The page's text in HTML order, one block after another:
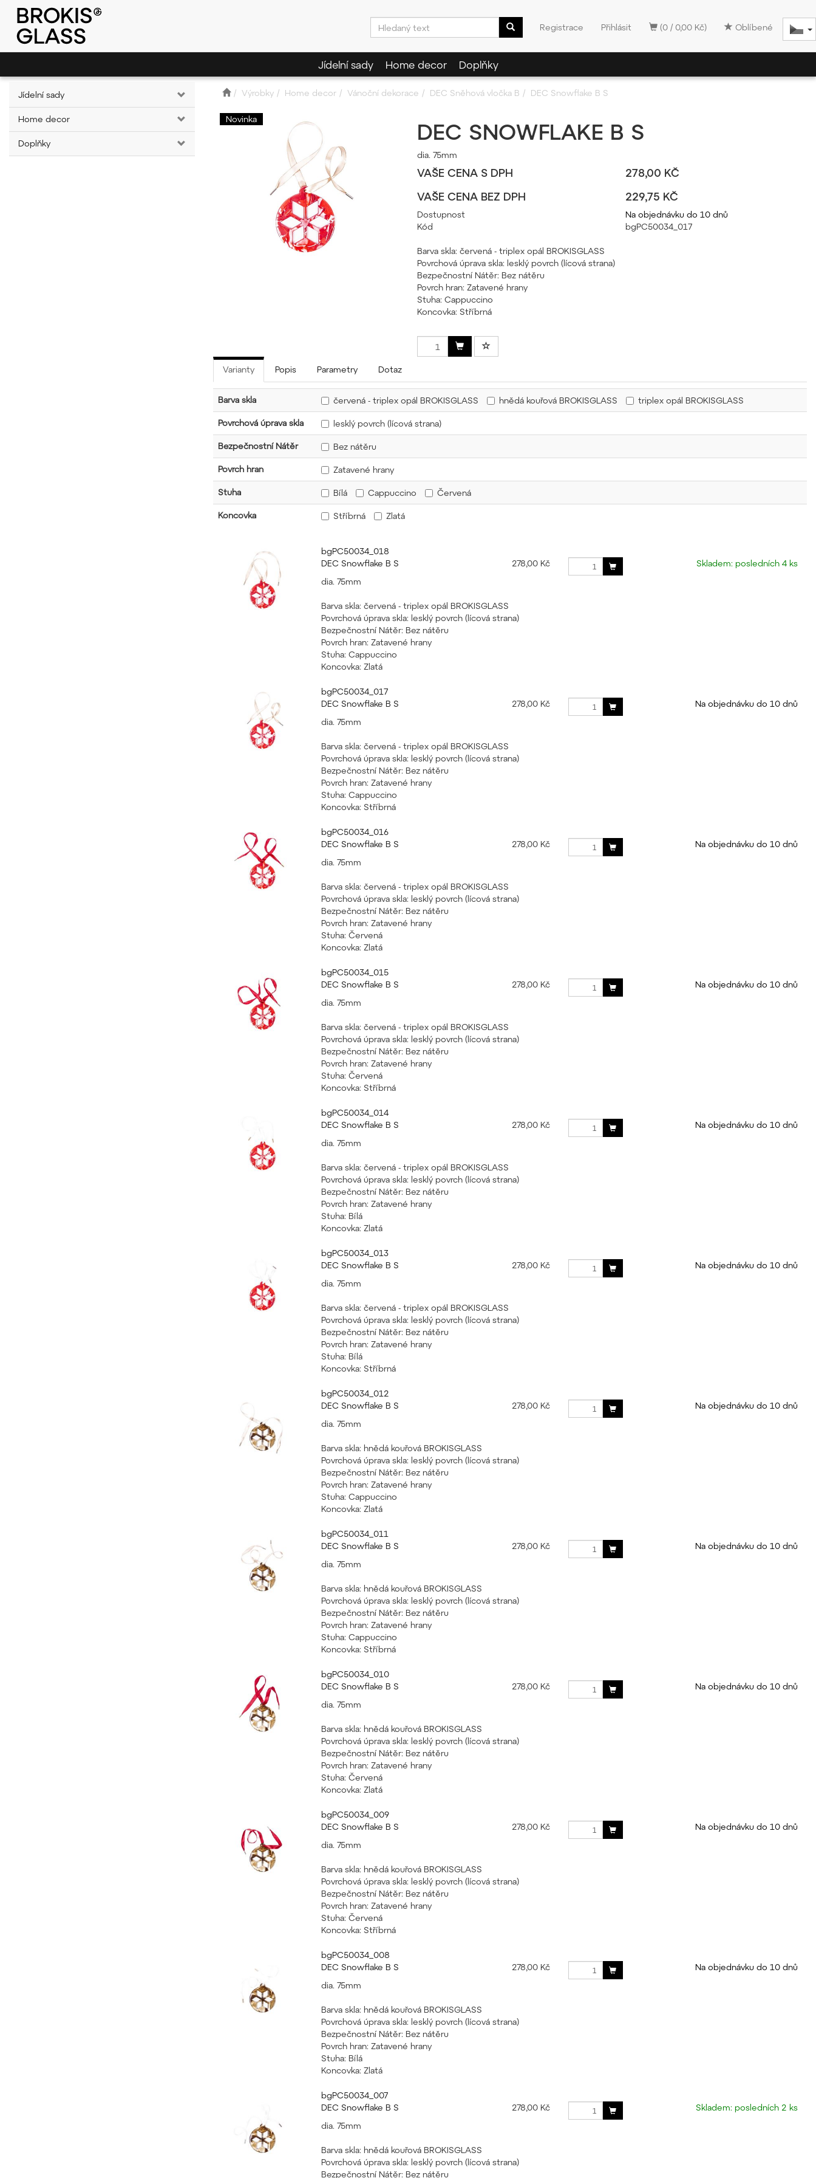
(0 / 0,00 Kč) Oblíbené
Registrace Přihlásit
Jídelní sady Home decor Doplňky
Jídelní sady
Home decor
Doplňky
Výrobky Home decor Vánoční dekorace DEC Sněhová vločka B DEC Snowflake B S
Novinka DEC SNOWFLAKE B S
dia. 75mm
VAŠE CENA S DPH
278,00 KČ
VAŠE CENA BEZ DPH
229,75 KČ
Dostupnost
Na objednávku do 10 dnů
Kód
bgPC50034_017
Barva skla: červená - triplex opál BROKISGLASS
Povrchová úprava skla: lesklý povrch (lícová strana)
Bezpečnostní Nátěr: Bez nátěru
Povrch hran: Zatavené hrany
Stuha: Cappuccino
Koncovka: Stříbrná
Varianty Popis Parametry Dotaz
Barva skla červená - triplex opál BROKISGLASS hnědá kouřová BROKISGLASS triplex opál BROKISGLASS
Povrchová úprava skla lesklý povrch (lícová strana)
Bezpečnostní Nátěr Bez nátěru
Povrch hran Zatavené hrany
Stuha Bílá Cappuccino Červená
Koncovka Stříbrná Zlatá
bgPC50034_018
DEC Snowflake B S
278,00 Kč
Skladem: posledních 4 ks
dia. 75mm
Barva skla: červená - triplex opál BROKISGLASS
Povrchová úprava skla: lesklý povrch (lícová strana)
Bezpečnostní Nátěr: Bez nátěru
Povrch hran: Zatavené hrany
Stuha: Cappuccino
Koncovka: Zlatá
bgPC50034_017
DEC Snowflake B S
278,00 Kč
Na objednávku do 10 dnů
dia. 75mm
Barva skla: červená - triplex opál BROKISGLASS
Povrchová úprava skla: lesklý povrch (lícová strana)
Bezpečnostní Nátěr: Bez nátěru
Povrch hran: Zatavené hrany
Stuha: Cappuccino
Koncovka: Stříbrná
bgPC50034_016
DEC Snowflake B S
278,00 Kč
Na objednávku do 10 dnů
dia. 75mm
Barva skla: červená - triplex opál BROKISGLASS
Povrchová úprava skla: lesklý povrch (lícová strana)
Bezpečnostní Nátěr: Bez nátěru
Povrch hran: Zatavené hrany
Stuha: Červená
Koncovka: Zlatá
bgPC50034_015
DEC Snowflake B S
278,00 Kč
Na objednávku do 10 dnů
dia. 75mm
Barva skla: červená - triplex opál BROKISGLASS
Povrchová úprava skla: lesklý povrch (lícová strana)
Bezpečnostní Nátěr: Bez nátěru
Povrch hran: Zatavené hrany
Stuha: Červená
Koncovka: Stříbrná
bgPC50034_014
DEC Snowflake B S
278,00 Kč
Na objednávku do 10 dnů
dia. 75mm
Barva skla: červená - triplex opál BROKISGLASS
Povrchová úprava skla: lesklý povrch (lícová strana)
Bezpečnostní Nátěr: Bez nátěru
Povrch hran: Zatavené hrany
Stuha: Bílá
Koncovka: Zlatá
bgPC50034_013
DEC Snowflake B S
278,00 Kč
Na objednávku do 10 dnů
dia. 75mm
Barva skla: červená - triplex opál BROKISGLASS
Povrchová úprava skla: lesklý povrch (lícová strana)
Bezpečnostní Nátěr: Bez nátěru
Povrch hran: Zatavené hrany
Stuha: Bílá
Koncovka: Stříbrná
bgPC50034_012
DEC Snowflake B S
278,00 Kč
Na objednávku do 10 dnů
dia. 75mm
Barva skla: hnědá kouřová BROKISGLASS
Povrchová úprava skla: lesklý povrch (lícová strana)
Bezpečnostní Nátěr: Bez nátěru
Povrch hran: Zatavené hrany
Stuha: Cappuccino
Koncovka: Zlatá
bgPC50034_011
DEC Snowflake B S
278,00 Kč
Na objednávku do 10 dnů
dia. 75mm
Barva skla: hnědá kouřová BROKISGLASS
Povrchová úprava skla: lesklý povrch (lícová strana)
Bezpečnostní Nátěr: Bez nátěru
Povrch hran: Zatavené hrany
Stuha: Cappuccino
Koncovka: Stříbrná
bgPC50034_010
DEC Snowflake B S
278,00 Kč
Na objednávku do 10 dnů
dia. 75mm
Barva skla: hnědá kouřová BROKISGLASS
Povrchová úprava skla: lesklý povrch (lícová strana)
Bezpečnostní Nátěr: Bez nátěru
Povrch hran: Zatavené hrany
Stuha: Červená
Koncovka: Zlatá
bgPC50034_009
DEC Snowflake B S
278,00 Kč
Na objednávku do 10 dnů
dia. 75mm
Barva skla: hnědá kouřová BROKISGLASS
Povrchová úprava skla: lesklý povrch (lícová strana)
Bezpečnostní Nátěr: Bez nátěru
Povrch hran: Zatavené hrany
Stuha: Červená
Koncovka: Stříbrná
bgPC50034_008
DEC Snowflake B S
278,00 Kč
Na objednávku do 10 dnů
dia. 75mm
Barva skla: hnědá kouřová BROKISGLASS
Povrchová úprava skla: lesklý povrch (lícová strana)
Bezpečnostní Nátěr: Bez nátěru
Povrch hran: Zatavené hrany
Stuha: Bílá
Koncovka: Zlatá
bgPC50034_007
DEC Snowflake B S
278,00 Kč
Skladem: posledních 2 ks
dia. 75mm
Barva skla: hnědá kouřová BROKISGLASS
Povrchová úprava skla: lesklý povrch (lícová strana)
Bezpečnostní Nátěr: Bez nátěru